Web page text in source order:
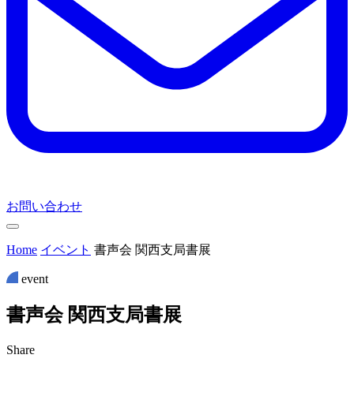
お問い合わせ
Home イベント 書声会 関西支局書展
event
書声会 関西支局書展
Share